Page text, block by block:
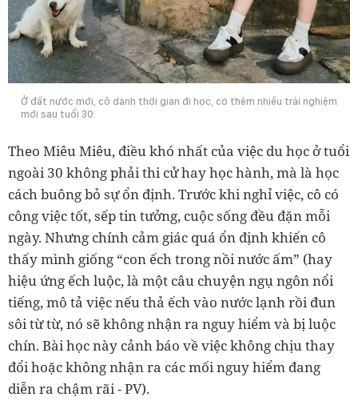
Ở đất nước mới, cô dành thời gian đi học, có thêm nhiều trải nghiệm
mới sau tuổi 30.
Theo Miêu Miêu, điều khó nhất của việc du học ở tuổi
ngoài 30 không phải thi cử hay học hành, mà là học
cách buông bỏ sự ổn định. Trước khi nghỉ việc, cô có
công việc tốt, sếp tin tưởng, cuộc sống đều đặn mỗi
ngày. Nhưng chính cảm giác quá ổn định khiến cô
thấy mình giống “con ếch trong nồi nước ấm” (hay
hiệu ứng ếch luộc, là một câu chuyện ngụ ngôn nổi
tiếng, mô tả việc nếu thả ếch vào nước lạnh rồi đun
sôi từ từ, nó sẽ không nhận ra nguy hiểm và bị luộc
chín. Bài học này cảnh báo về việc không chịu thay
đổi hoặc không nhận ra các mối nguy hiểm đang
diễn ra chậm rãi - PV).